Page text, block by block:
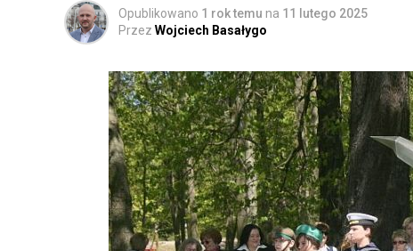
Opublikowano 1 rok temu na 11 lutego 2025
Przez Wojciech Basałygo